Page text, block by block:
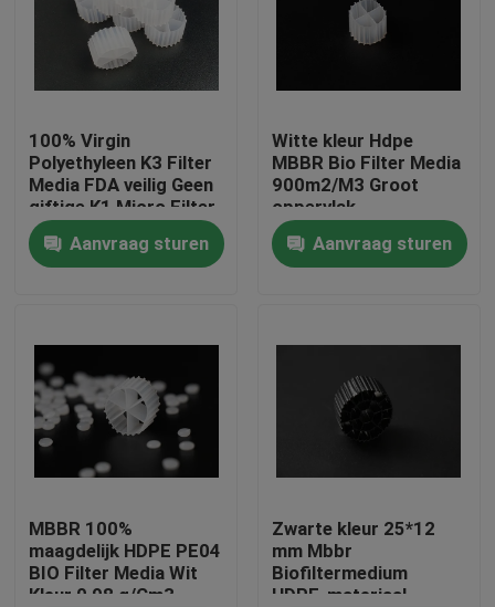
Kwaliteitscontrole
Contacteer ons
bloggen
Verzoek om een Citaat
De biomedia van MBBR
Plastic Filter Media
Biocellfiltermedia
100% Virgin
Polyethyleen K3 Filter
Media FDA veilig Geen
giftige K1 Micro Filter
MBBR biover reactor
China fabrikant
Aanvraag sturen
Witte kleur Hdpe
MBBR Bio Filter Media
900m2/M3 Groot
oppervlak
Aanvraag sturen
MBBR 100%
maagdelijk HDPE PE04
BIO Filter Media Wit
Kleur 0,98 g/Cm3
Zwarte kleur 25*12
mm Mbbr
Biofiltermedium
HDPE-materiaal